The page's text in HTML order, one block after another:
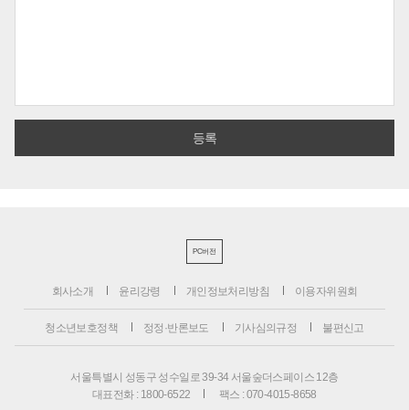
PC버전
회사소개 윤리강령 개인정보처리방침 이용자위원회
청소년보호정책 정정·반론보도 기사심의규정 불편신고
서울특별시 성동구 성수일로 39-34 서울숲더스페이스 12층
대표전화 : 1800-6522
팩스 : 070-4015-8658